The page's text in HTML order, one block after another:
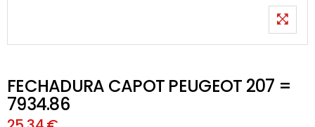
FECHADURA CAPOT PEUGEOT 207 =
7934.86